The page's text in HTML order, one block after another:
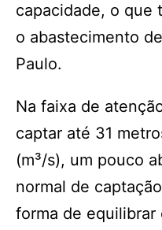
capacidade, o que
o abastecimento
Paulo.
Na faixa de
captar até 31
(m³/s), um pouco
normal de
forma de equilibrar